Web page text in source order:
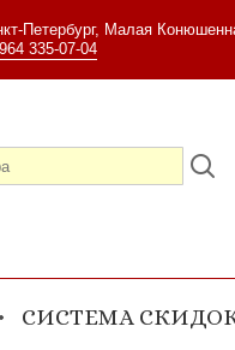
Петербург, Малая
335-07-04
СИСТЕМА